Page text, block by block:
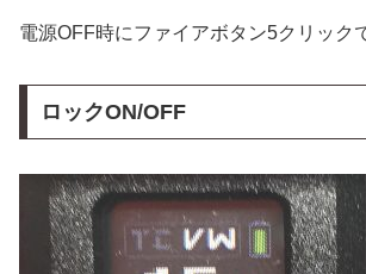
電源OFF時にファイアボタン5クリック
ロックON/OFF